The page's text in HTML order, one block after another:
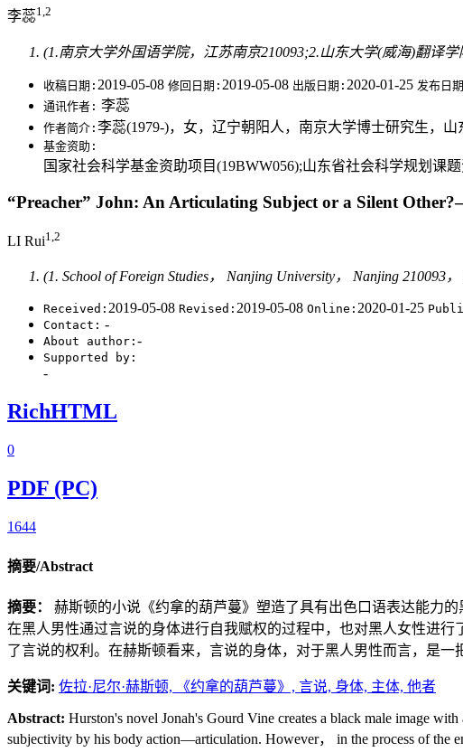
李蕊1,2
(1.南京大学外国语学院，江苏南京210093;2.山东大学(威海)翻译学
收稿日期: 2019-05-08 修回日期: 2019-05-08 出版日期: 2020-01-25 发布日
通讯作者: 李蕊
作者简介: 李蕊(1979-)，女，辽宁朝阳人，南京大学博士研究生，
基金资助:
国家社会科学基金资助项目(19BWW056);山东省社会科学规划课题
“Preacher” John: An Articulating Subject or a Silent
LI Rui1,2
(1. School of Foreign Studies， Nanjing University， Nanjing 210093
Received: 2019-05-08 Revised: 2019-05-08 Online: 2020-01-25
Contact: -
About author: -
Supported by:
-
RichHTML
0
PDF (PC)
1644
摘要/Abstract
摘要： 赫斯顿的小说《约拿的葫芦蔓》塑造了具有出色口语表达能力
在黑人男性通过言说的身体进行自我赋权的过程中，也对黑人女性进
了言说的权利。在赫斯顿看来，言说的身体，对于黑人男性而言，是一
关键词: 佐拉·尼尔·赫斯顿, 《约拿的葫芦蔓》, 言说, 身体, 主体, 他者
Abstract: Hurston's novel Jonah's Gourd Vine creates a black male image
subjectivity by his body action—articulation. However， in the process of the